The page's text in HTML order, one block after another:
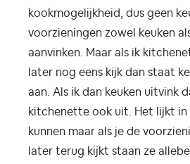
kookmogelijkheid, dus geen
voorzieningen zowel keuken
aanvinken. Maar als ik
later nog eens kijk dan staat
aan. Als ik dan keuken uitvink
kitchenette ook uit. Het lijkt
kunnen maar als je de
later terug kijkt staan ze